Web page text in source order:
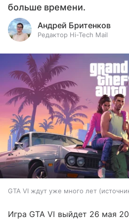
больше времени.
Андрей Бритенков
Редактор Hi-Tech Mail
GTA VI ждут уже много лет
Игра GTA VI выйдет 26 мая